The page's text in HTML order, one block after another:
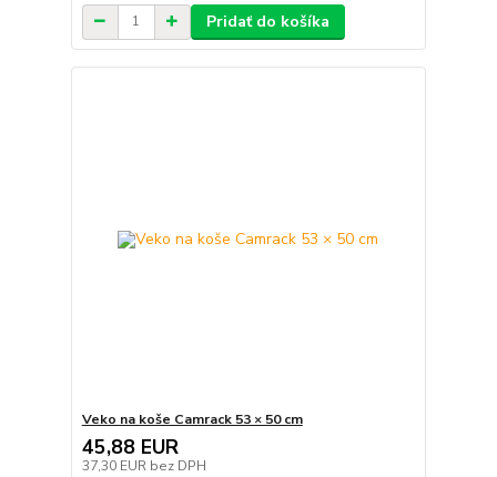
Pridať do košíka
Veko na koše Camrack 53 × 50 cm
45,88 EUR
37,30 EUR bez DPH